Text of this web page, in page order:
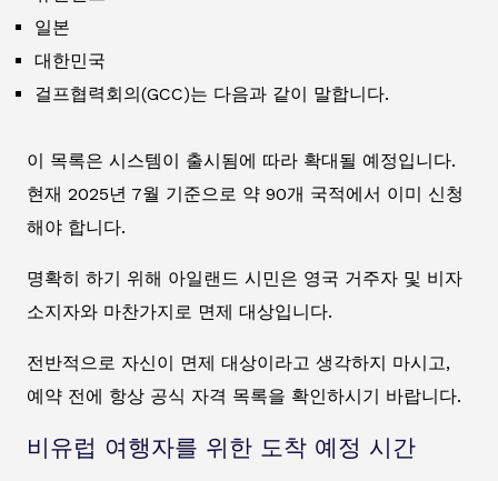
일본
대한민국
걸프협력회의(GCC)는 다음과 같이 말합니다.
이 목록은 시스템이 출시됨에 따라 확대될 예정입니다.
현재 2025년 7월 기준으로 약 90개 국적에서 이미 신청
해야 합니다.
명확히 하기 위해 아일랜드 시민은 영국 거주자 및 비자
소지자와 마찬가지로 면제 대상입니다.
전반적으로 자신이 면제 대상이라고 생각하지 마시고,
예약 전에 항상 공식 자격 목록을 확인하시기 바랍니다.
비유럽 여행자를 위한 도착 예정 시간